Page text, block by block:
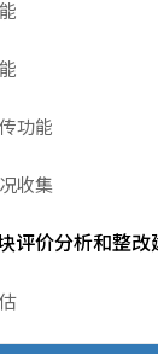
功能
收集
评价分析和整改